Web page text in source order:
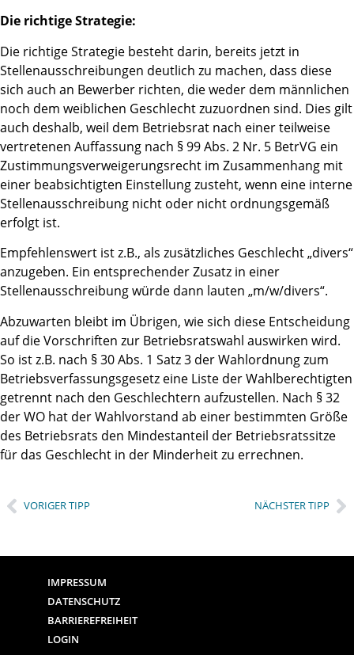
Die richtige Strategie:
Die richtige Strategie besteht darin, bereits jetzt in
Stellenausschreibungen deutlich zu machen, dass diese
sich auch an Bewerber richten, die weder dem männlichen
noch dem weiblichen Geschlecht zuzuordnen sind. Dies gilt
auch deshalb, weil dem Betriebsrat nach einer teilweise
vertretenen Auffassung nach § 99 Abs. 2 Nr. 5 BetrVG ein
Zustimmungsverweigerungsrecht im Zusammenhang mit
einer beabsichtigten Einstellung zusteht, wenn eine interne
Stellenausschreibung nicht oder nicht ordnungsgemäß
erfolgt ist.
Empfehlenswert ist z.B., als zusätzliches Geschlecht „divers“
anzugeben. Ein entsprechender Zusatz in einer
Stellenausschreibung würde dann lauten „m/w/divers“.
Abzuwarten bleibt im Übrigen, wie sich diese Entscheidung
auf die Vorschriften zur Betriebsratswahl auswirken wird.
So ist z.B. nach § 30 Abs. 1 Satz 3 der Wahlordnung zum
Betriebsverfassungsgesetz eine Liste der Wahlberechtigten
getrennt nach den Geschlechtern aufzustellen. Nach § 32
der WO hat der Wahlvorstand ab einer bestimmten Größe
des Betriebsrats den Mindestanteil der Betriebsratssitze
für das Geschlecht in der Minderheit zu errechnen.
VORIGER TIPP NÄCHSTER TIPP
IMPRESSUM
DATENSCHUTZ
BARRIEREFREIHEIT
LOGIN